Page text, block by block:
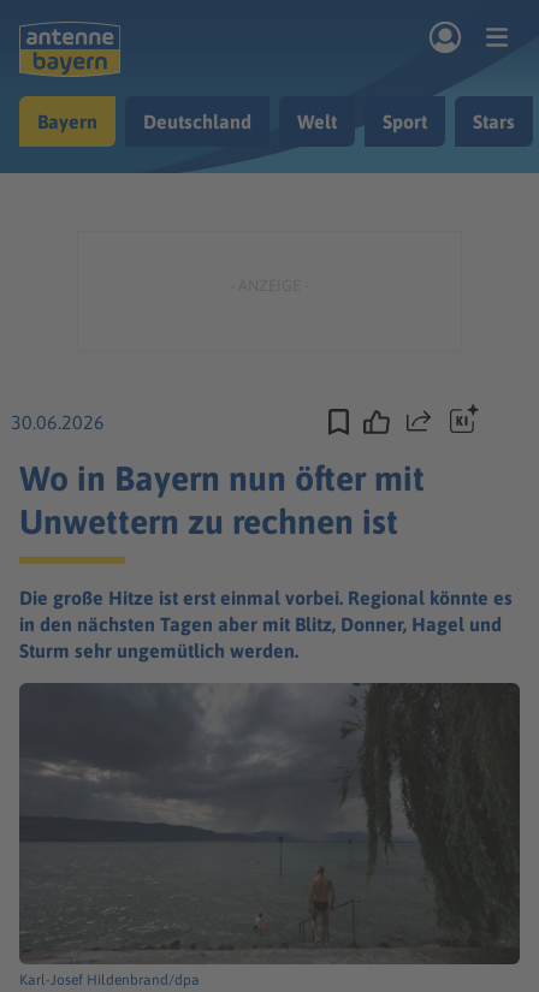
Musik & Radio
Bayern Deutschland Welt Sport Stars
30.06.2026 Teilen
Wo in Bayern nun öfter mit
Unwettern zu rechnen ist
Die große Hitze ist erst einmal vorbei. Regional könnte es
in den nächsten Tagen aber mit Blitz, Donner, Hagel und
Sturm sehr ungemütlich werden.
Karl-Josef Hildenbrand/dpa